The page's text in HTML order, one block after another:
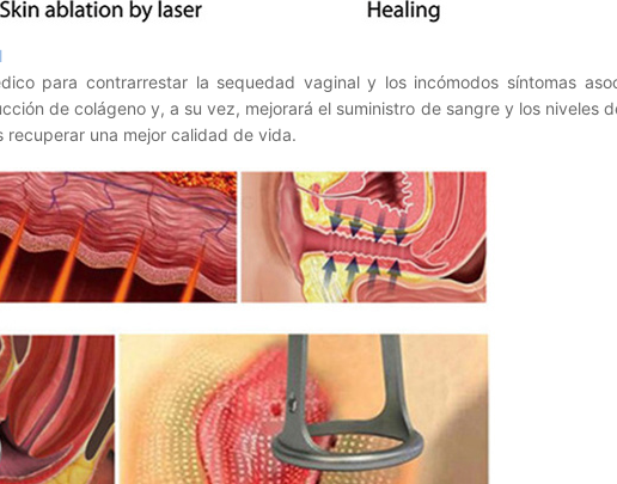
para contrarrestar la sequedad vaginal y los incómodos síntomas
de colágeno y, a su vez, mejorará el suministro de sangre y los niveles
recuperar una mejor calidad de vida.